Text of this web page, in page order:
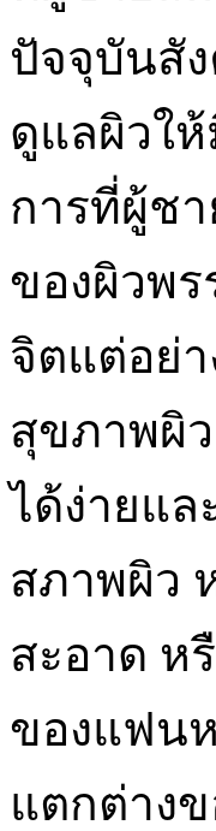
ปัจจุบันสั
ดูแลผิวใ
การที่ผู้ช
ของผิวพ
จิตแต่อย่า
สุขภาพผิ
ได้ง่ายแ
สภาพผิว
สะอาด ห
ของแฟน
แตกต่าง